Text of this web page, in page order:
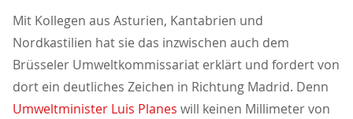
Mit Kollegen aus Asturien, Kantabrien und
Nordkastilien hat sie das inzwischen auch dem
Brüsseler Umweltkommissariat erklärt und fordert von
dort ein deutliches Zeichen in Richtung Madrid. Denn
Umweltminister Luis Planes will keinen Millimeter von